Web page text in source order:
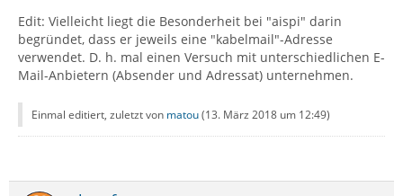
Edit: Vielleicht liegt die Besonderheit bei "aispi" darin
begründet, dass er jeweils eine "kabelmail"-Adresse
verwendet. D. h. mal einen Versuch mit unterschiedlichen E-
Mail-Anbietern (Absender und Adressat) unternehmen.
Einmal editiert, zuletzt von matou(13. März 2018 um 12:49)